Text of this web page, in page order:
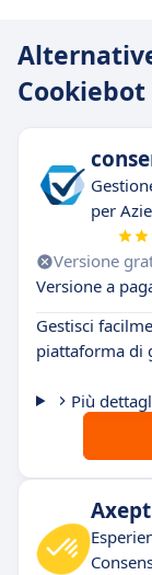
Cookiebot
per
Versione
Versione a
Gestisci
piattaforma di
Più